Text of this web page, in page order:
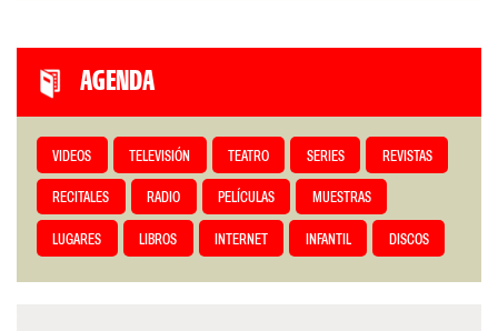
AGENDA
VIDEOS TELEVISIÓN TEATRO SERIES REVISTAS
RECITALES RADIO PELÍCULAS MUESTRAS
LUGARES LIBROS INTERNET INFANTIL DISCOS